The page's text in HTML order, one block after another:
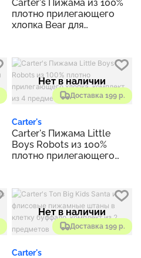
Carter's Пижама из 100%
плотно прилегающего
хлопка Bear для
Доставка 199 р.
Нет в наличии
Carter's
Carter's Пижама Little
Boys Robots из 100%
плотно прилегающего
Доставка 199 р.
Нет в наличии
Carter's